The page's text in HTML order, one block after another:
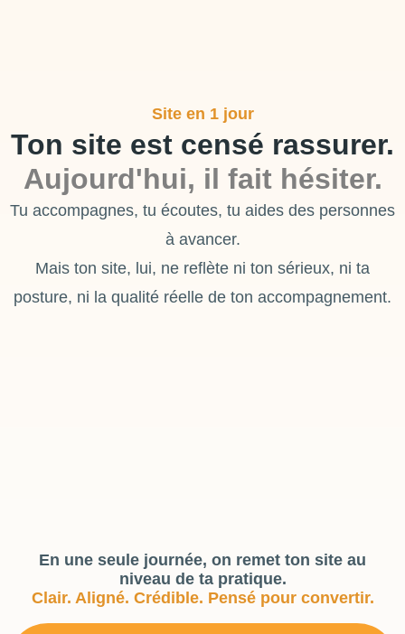
Site en 1 jour
Ton site est censé rassurer.
Aujourd'hui, il fait hésiter.
Tu accompagnes, tu écoutes, tu aides des personnes
à avancer.
Mais ton site, lui, ne reflète ni ton sérieux, ni ta
posture, ni la qualité réelle de ton accompagnement.
En une seule journée, on remet ton site au
niveau de ta pratique.
Clair. Aligné. Crédible. Pensé pour convertir.